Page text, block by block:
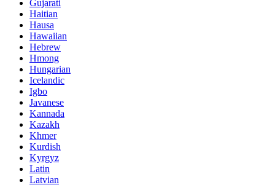
Gujarati
Haitian
Hausa
Hawaiian
Hebrew
Hmong
Hungarian
Icelandic
Igbo
Javanese
Kannada
Kazakh
Khmer
Kurdish
Kyrgyz
Latin
Latvian